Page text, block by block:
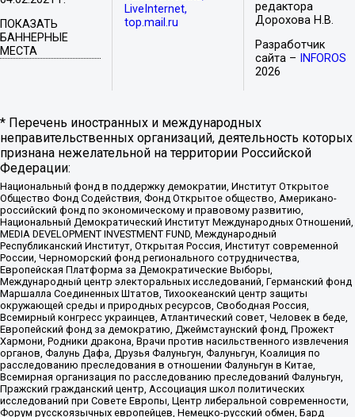
ПОКАЗАТЬ
БАННЕРНЫЕ
МЕСТА
LiveInternet,
top.mail.ru
редактора
Дорохова Н.В.
Разработчик
сайта –
INFOROS
2026
* Перечень иностранных и международных
неправительственных организаций, деятельность которых
признана нежелательной на территории Российской
Федерации:
Национальный фонд в поддержку демократии, Институт Открытое
Общество Фонд Содействия, Фонд Открытое общество, Американо-
российский фонд по экономическому и правовому развитию,
Национальный Демократический Институт Международных Отношений,
MEDIA DEVELOPMENT INVESTMENT FUND, Международный
Республиканский Институт, Открытая Россия, Институт современной
России, Черноморский фонд регионального сотрудничества,
Европейская Платформа за Демократические Выборы,
Международный центр электоральных исследований, Германский фонд
Маршалла Соединенных Штатов, Тихоокеанский центр защиты
окружающей среды и природных ресурсов, Свободная Россия,
Всемирный конгресс украинцев, Атлантический совет, Человек в беде,
Европейский фонд за демократию, Джеймстаунский фонд, Прожект
Хармони, Родники дракона, Врачи против насильственного извлечения
органов, Фалунь Дафа, Друзья Фалуньгун, Фалуньгун, Коалиция по
расследованию преследования в отношении Фалуньгун в Китае,
Всемирная организация по расследованию преследований Фалуньгун,
Пражский гражданский центр, Ассоциация школ политических
исследований при Совете Европы, Центр либеральной современности,
Форум русскоязычных европейцев, Немецко-русский обмен, Бард